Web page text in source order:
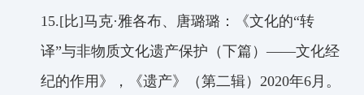
15.[比]马克·雅各布、唐璐璐：《文化的“转
译”与非物质文化遗产保护（下篇）——文化经
纪的作用》，《遗产》（第二辑）2020年6月。